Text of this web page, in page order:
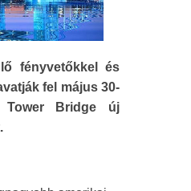
fényvetőkkel és
fel május 30-
Bridge új